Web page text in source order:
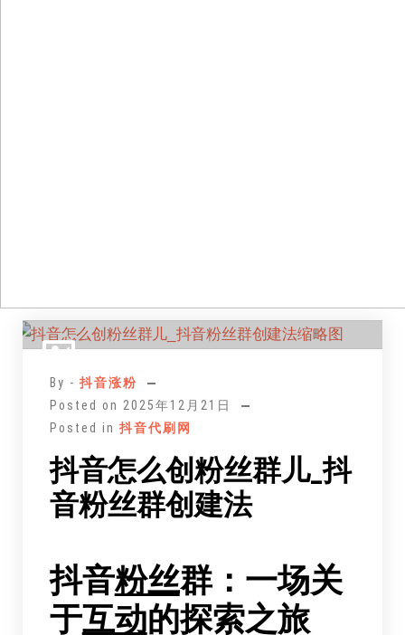
By - 抖音涨粉
Posted on 2025年12月21日
Posted in 抖音代刷网
抖音怎么创粉丝群儿_抖
音粉丝群创建法
抖音粉丝群：一场关
于互动的探索之旅